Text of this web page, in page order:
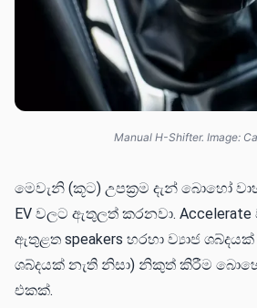
Manual H-Shifter. Image:
මෙවැනි (කූට) උපක්‍රම දැන් බොහෝ
EV වලට ඇතුලත් කරනවා.
ඇතුළත speakers හරහා ව්‍යාජ ශබ්දයක්
ශබ්දයක් නැති නිසා) නිකුත් කිරීම බොහෝ
එකක්.